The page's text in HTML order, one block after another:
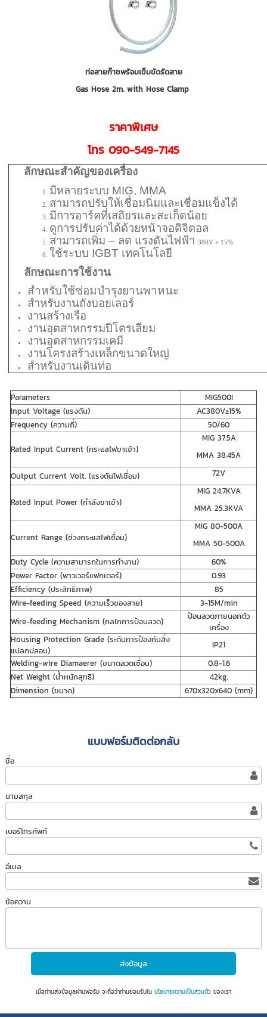
ท่อสายก๊าซพร้อมเข็มขัดรัดสาย
Gas Hose 2m. with Hose Clamp
ราคาพิเศษ
โทร 090-549-7145
ลักษณะสำคัญของเครื่อง
มีหลายระบบ MIG, MMA
สามารถปรับให้เชื่อมนิ่มและเชื่อมแข็งได้
มีการอาร์คที่เสถียรและสะเก็ดน้อย
ดูการปรับค่าได้ด้วยหน้าจอดิจิตอล
สามารถเพิ่ม – ลด แรงดันไฟฟ้า380V ± 15%
ใช้ระบบ IGBT เทคโนโลยี
ลักษณะการใช้งาน
สำหรับใช้ซ่อมบำรุงยานพาหนะ
สำหรับงานถังบอยเลอร์
งานสร้างเรือ
งานอุตสาหกรรมปีโตรเลียม
งานอุตสาหกรรมเคมี
งานโครงสร้างเหล็กขนาดใหญ่
สำหรับงานเดินท่อ
Parameters
MIG500I
Input Voltage (แรงดัน)
AC380V±15%
Frequency (ความถี่)
50/60
Rated Input Current (กระแสไฟขาเข้า)
MIG 37.5A
MMA 38.45A
Output Current Volt. (แรงดันไฟเชื่อม)
72V
Rated Input Power (กำลังขาเข้า)
MIG 24.7KVA
MMA 25.3KVA
Current Range (ช่วงกระแสไฟเชื่อม)
MIG 80-500A
MMA 50-500A
Duty Cycle (ความสามารถในการทำงาน)
60%
Power Factor (พาวเวอร์แฟกเตอร์)
0.93
Efficiency (ประสิทธิภาพ)
85
Wire-feeding Speed (ความเร็วของสาย)
3-15M/min
Wire-feeding Mechanism (กลไกการป้อนลวด)
ป้อนลวดภายนอกตัว
เครื่อง
Housing Protection Grade (ระดับการป้องกันสิ่ง
แปลกปลอม)
IP21
Welding-wire Diamaerer (ขนาดลวดเชื่อม)
0.8-1.6
Net Weight (น้ำหนักสุทธิ)
42kg.
Dimension (ขนาด)
670x320x640 (mm)
แบบฟอร์มติดต่อกลับ
ชื่อ
นามสกุล
เบอร์โทรศัพท์
อีเมล
ข้อความ
เมื่อท่านส่งข้อมูลผ่านฟอร์ม จะถือว่าท่านยอมรับใน นโยบายความเป็นส่วนตัวของเรา